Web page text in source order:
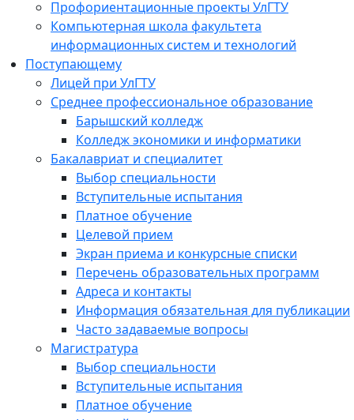
Профориентационные проекты УлГТУ
Компьютерная школа факультета
информационных систем и технологий
Поступающему
Лицей при УлГТУ
Среднее профессиональное образование
Барышский колледж
Колледж экономики и информатики
Бакалавриат и специалитет
Выбор специальности
Вступительные испытания
Платное обучение
Целевой прием
Экран приема и конкурсные списки
Перечень образовательных программ
Адреса и контакты
Информация обязательная для публикации
Часто задаваемые вопросы
Магистратура
Выбор специальности
Вступительные испытания
Платное обучение